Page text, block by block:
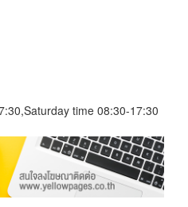
time 08:30-17:30